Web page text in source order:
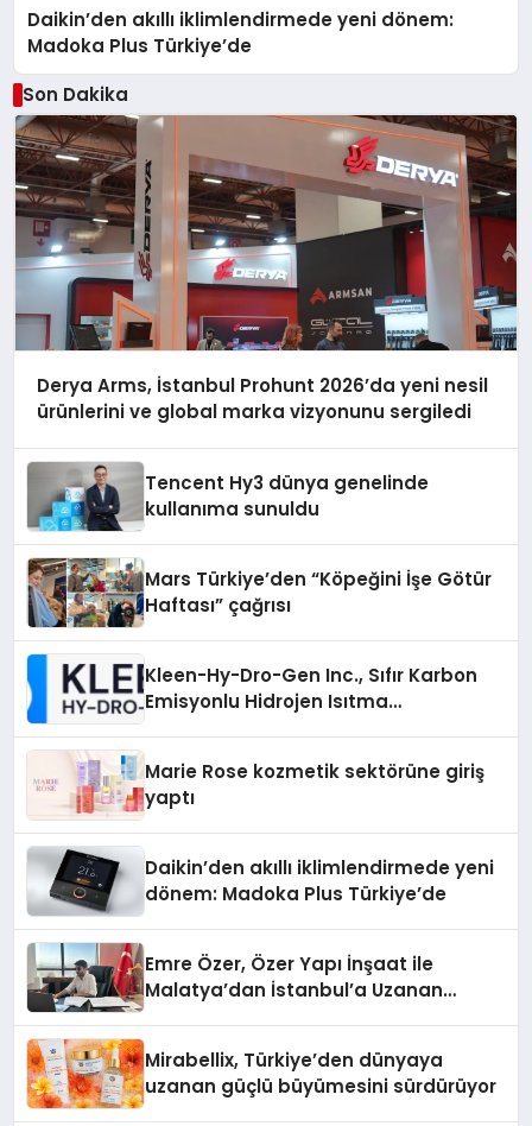
Daikin’den akıllı iklimlendirmede yeni dönem:
Madoka Plus Türkiye’de
Son Dakika
Derya Arms, İstanbul Prohunt 2026’da yeni nesil
ürünlerini ve global marka vizyonunu sergiledi
Tencent Hy3 dünya genelinde
kullanıma sunuldu
Mars Türkiye’den “Köpeğini İşe Götür
Haftası” çağrısı
Kleen-Hy-Dro-Gen Inc., Sıfır Karbon
Emisyonlu Hidrojen Isıtma
Marie Rose kozmetik sektörüne giriş
yaptı
Daikin’den akıllı iklimlendirmede yeni
dönem: Madoka Plus Türkiye’de
Emre Özer, Özer Yapı İnşaat ile
Malatya’dan İstanbul’a Uzanan
Mirabellix, Türkiye’den dünyaya
uzanan güçlü büyümesini sürdürüyor